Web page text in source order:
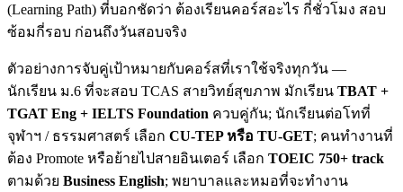
(Learning Path) ที่บอกชัดว่า ต้องเรียนคอร์สอะไร กี่ชั่วโมง สอบ
ซ้อมกี่รอบ ก่อนถึงวันสอบจริง
ตัวอย่างการจับคู่เป้าหมายกับคอร์สที่เราใช้จริงทุกวัน —
นักเรียน ม.6 ที่จะสอบ TCAS สายวิทย์สุขภาพ มักเรียน TBAT +
TGAT Eng + IELTS Foundation ควบคู่กัน; นักเรียนต่อโทที่
จุฬาฯ / ธรรมศาสตร์ เลือก CU-TEP หรือ TU-GET; คนทำงานที่
ต้อง Promote หรือย้ายไปสายอินเตอร์ เลือก TOEIC 750+ track
ตามด้วย Business English; พยาบาลและหมอที่จะทำงาน